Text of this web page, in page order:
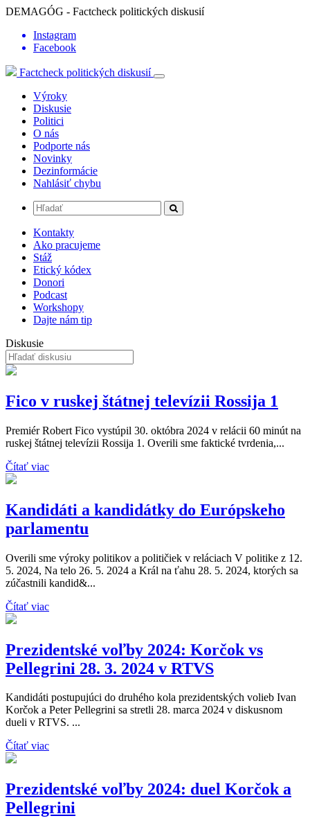
DEMAGÓG - Factcheck politických diskusií
Instagram
Facebook
Factcheck politických diskusií
Výroky
Diskusie
Politici
O nás
Podporte nás
Novinky
Dezinformácie
Nahlásiť chybu
Kontakty
Ako pracujeme
Stáž
Etický kódex
Donori
Podcast
Workshopy
Dajte nám tip
Diskusie
Fico v ruskej štátnej televízii Rossija 1
Premiér Robert Fico vystúpil 30. októbra 2024 v relácii 60 minút na
ruskej štátnej televízii Rossija 1. Overili sme faktické tvrdenia,...
Čítať viac
Kandidáti a kandidátky do Európskeho
parlamentu
Overili sme výroky politikov a političiek v reláciach V politike z 12.
5. 2024, Na telo 26. 5. 2024 a Král na ťahu 28. 5. 2024, ktorých sa
zúčastnili kandid&...
Čítať viac
Prezidentské voľby 2024: Korčok vs
Pellegrini 28. 3. 2024 v RTVS
Kandidáti postupujúci do druhého kola prezidentských volieb Ivan
Korčok a Peter Pellegrini sa stretli 28. marca 2024 v diskusnom
dueli v RTVS. ...
Čítať viac
Prezidentské voľby 2024: duel Korčok a
Pellegrini